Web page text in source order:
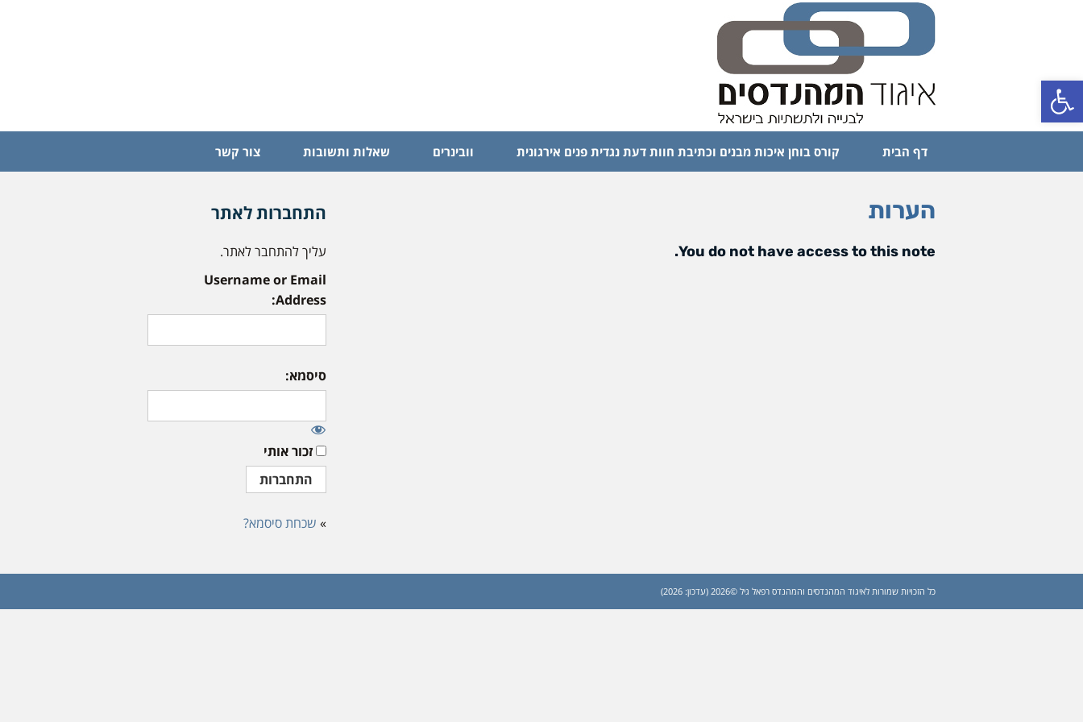
פתח סרגל נגישות
דף הבית קורס בוחן איכות מבנים וכתיבת חוות דעת נגדית פנים אירגונית וובינרים שאלות ותשובות צור קשר
הערות
You do not have access to this note.
התחברות לאתר
עליך להתחבר לאתר.
Username or Email
Address:
סיסמא:
זכור אותי
» שכחת סיסמא?
כל הזכויות שמורות לאיגוד המהנדסים והמהנדס רפאל גיל ©2026 (עדכון: 2026)